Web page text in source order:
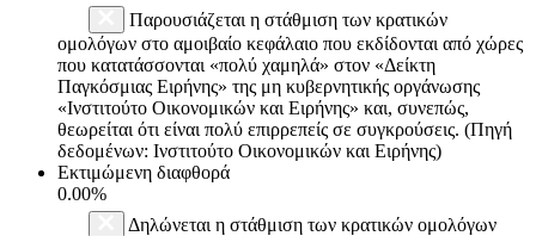
Παρουσιάζεται η στάθμιση των κρατικών
ομολόγων στο αμοιβαίο κεφάλαιο που εκδίδονται από χώρες
που κατατάσσονται «πολύ χαμηλά» στον «Δείκτη
Παγκόσμιας Ειρήνης» της μη κυβερνητικής οργάνωσης
«Ινστιτούτο Οικονομικών και Ειρήνης» και, συνεπώς,
θεωρείται ότι είναι πολύ επιρρεπείς σε συγκρούσεις. (Πηγή
δεδομένων: Ινστιτούτο Οικονομικών και Ειρήνης)
Εκτιμώμενη διαφθορά
0.00%
Δηλώνεται η στάθμιση των κρατικών ομολόγων